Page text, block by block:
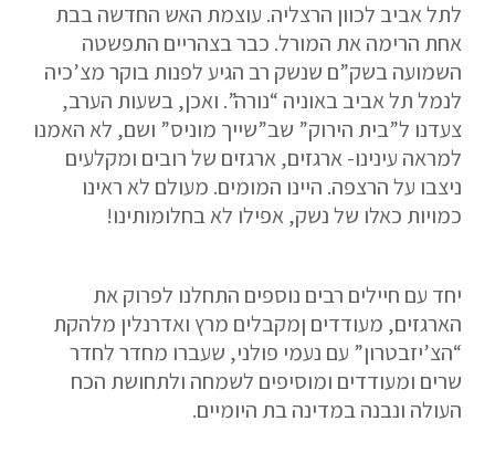
לתל אביב לכוון הרצליה. עוצמת האש החדשה בבת
אחת הרימה את המורל. כבר בצהריים התפשטה
השמועה בשק”ם שנשק רב הגיע לפנות בוקר מצ’כיה
לנמל תל אביב באוניה “נורה”. ואכן, בשעות הערב,
צעדנו ל”בית הירוק” שב”שייך מוניס” ושם, לא האמנו
למראה עינינו- ארגזים, ארגזים של רובים ומקלעים
ניצבו על הרצפה. היינו המומים. מעולם לא ראינו
כמויות כאלו של נשק, אפילו לא בחלומותינו!
יחד עם חיילים רבים נוספים התחלנו לפרוק את
הארגזים, מעודדים ןמקבלים מרץ ואדרנלין מלהקת
“הצ’יזבטרון” עם נעמי פולני, שעברו מחדר לחדר
שרים ומעודדים ומוסיפים לשמחה ולתחושת הכח
העולה ונבנה במדינה בת היומיים.